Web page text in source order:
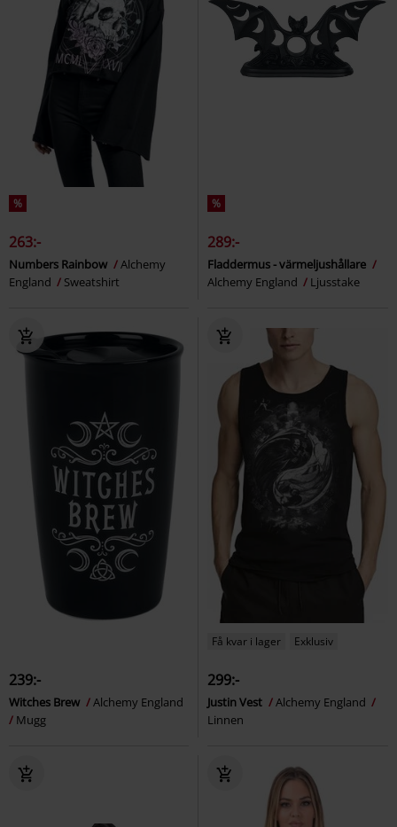
%
263:-
Numbers Rainbow
Alchemy
England
Sweatshirt
%
289:-
Fladdermus - värmeljushållare
Alchemy England
Ljusstake
239:-
Witches Brew
Alchemy England
Mugg
Få kvar i lager Exklusiv
299:-
Justin Vest
Alchemy England
Linnen